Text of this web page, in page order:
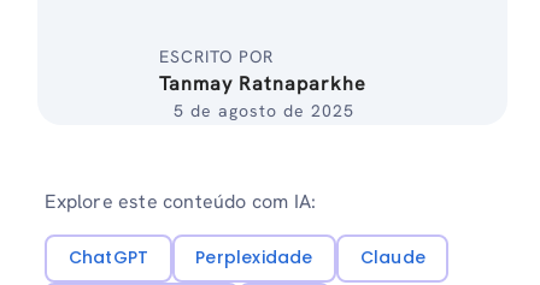
ESCRITO POR
Tanmay Ratnaparkhe
5 de agosto de 2025
Explore este conteúdo com IA:
ChatGPT Perplexidade
Claude